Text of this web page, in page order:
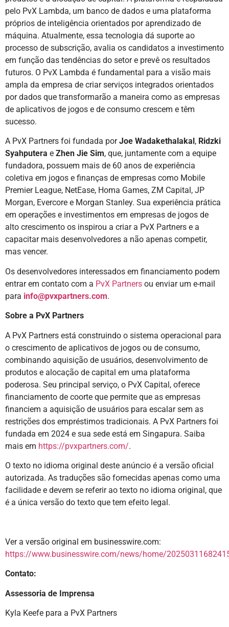
pelo PvX Lambda, um banco de dados e uma plataforma
próprios de inteligência orientados por aprendizado de
máquina. Atualmente, essa tecnologia dá suporte ao
processo de subscrição, avalia os candidatos a investimento
em função das tendências do setor e prevê os resultados
futuros. O PvX Lambda é fundamental para a visão mais
ampla da empresa de criar serviços integrados orientados
por dados que transformarão a maneira como as empresas
de aplicativos de jogos e de consumo crescem e têm
sucesso.
A PvX Partners foi fundada porJoe Wadakethalakal , Ridzki
Syahputera e Zhen Jie Sim, que, juntamente com a equipe
fundadora, possuem mais de 60 anos de experiência
coletiva em jogos e finanças de empresas como Mobile
Premier League, NetEase, Homa Games, ZM Capital, JP
Morgan, Evercore e Morgan Stanley. Sua experiência prática
em operações e investimentos em empresas de jogos de
alto crescimento os inspirou a criar a PvX Partners e a
capacitar mais desenvolvedores a não apenas competir,
mas vencer.
Os desenvolvedores interessados em financiamento podem
entrar em contato com a PvX Partners ou enviar um e-mail
para info@pvxpartners.com.
Sobre a PvX Partners
A PvX Partners está construindo o sistema operacional para
o crescimento de aplicativos de jogos ou de consumo,
combinando aquisição de usuários, desenvolvimento de
produtos e alocação de capital em uma plataforma
poderosa. Seu principal serviço, o PvX Capital, oferece
financiamento de coorte que permite que as empresas
financiem a aquisição de usuários para escalar sem as
restrições dos empréstimos tradicionais. A PvX Partners foi
fundada em 2024 e sua sede está em Singapura. Saiba
mais em https://pvxpartners.com/.
O texto no idioma original deste anúncio é a versão oficial
autorizada. As traduções são fornecidas apenas como uma
facilidade e devem se referir ao texto no idioma original, que
é a única versão do texto que tem efeito legal.
Ver a versão original em businesswire.com:
https://www.businesswire.com/news/home/
Contato:
Assessoria de Imprensa
Kyla Keefe para a PvX Partners